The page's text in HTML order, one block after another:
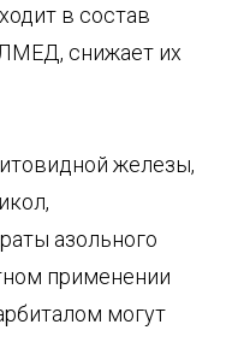
в состав
снижает их
железы,
азольного
применении
могут